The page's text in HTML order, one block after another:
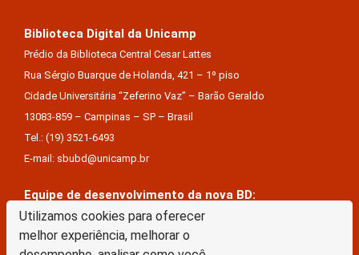
Utilizamos cookies para oferecer
melhor experiência, melhorar o
Biblioteca Digital da Unicamp
Prédio da Biblioteca Central Cesar Lattes
Rua Sérgio Buarque de Holanda, 421 – 1º piso
Cidade Universitária “Zeferino Vaz” – Barão Geraldo
13083-859 – Campinas – SP – Brasil
Tel.: (19) 3521-6493
E-mail: sbubd@unicamp.br
Equipe de desenvolvimento da nova BD:
Keite Aparecida Duarte
Márcio Vinícius De Jesus Almeida